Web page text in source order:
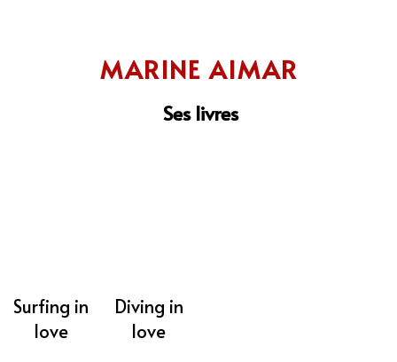
MARINE AIMAR
Ses livres
Surfing in
love
Diving in
love